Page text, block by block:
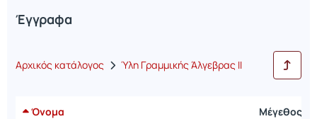
Έγγραφα
Αρχικός κατάλογος Ύλη Γραμμικής Άλγεβρας ΙΙ
Όνομα Μέγεθος